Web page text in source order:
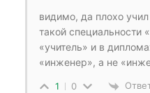
видимо, да плохо
такой специальности
«учитель» и в
«инженер», а не
1 0